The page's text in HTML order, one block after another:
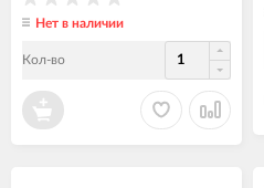
Нет в наличии
Кол-во